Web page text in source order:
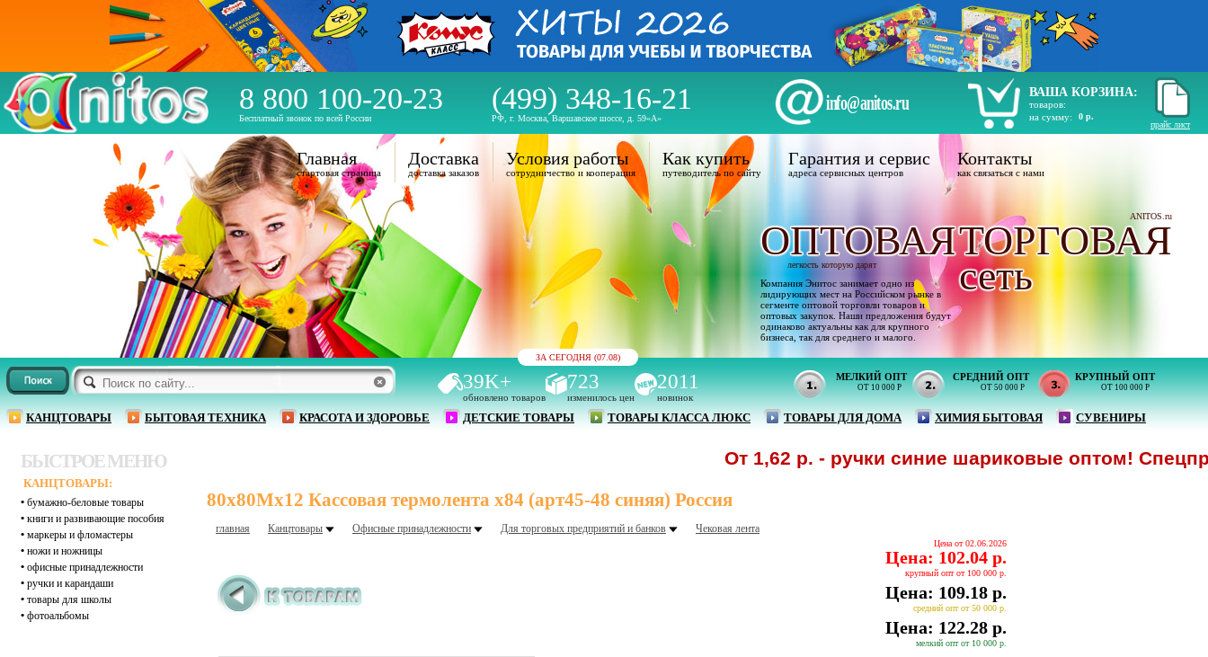
8 800 100-20-23
Бесплатный звонок по всей России
(499) 348-16-21
РФ, г. Москва, Варшавское шоссе, д. 59«А»
info@anitos.ru
ВАША КОРЗИНА:
товаров:
на сумму:
0 р.
прайс лист
ЗА СЕГОДНЯ (07.08)
39K+
обновлено товаров
723
изменилось цен
2011
новинок
МЕЛКИЙ ОПТ
ОТ 10 000 Р
СРЕДНИЙ ОПТ
ОТ 50 000 Р
КРУПНЫЙ ОПТ
ОТ 100 000 Р
КАНЦТОВАРЫ БЫТОВАЯ ТЕХНИКА КРАСОТА И ЗДОРОВЬЕ ДЕТСКИЕ ТОВАРЫ ТОВАРЫ КЛАССА ЛЮКС ТОВАРЫ ДЛЯ ДОМА ХИМИЯ БЫТОВАЯ СУВЕНИРЫ
Главная
стартовая страница
Доставка
доставка заказов
Условия работы
сотрудничество и кооперация
Как купить
путеводитель по сайту
Гарантия и сервис
адреса сервисных центров
Контакты
как связаться с нами
ANITOS.ru
ОПТОВАЯТОРГОВАЯ
легкость которую дарят
Компания Энитос занимает одно из
лидирующих мест на Российском рынке в
сегменте оптовой торговли товаров и
оптовых закупок. Наши предложения будут
одинаково актуальны как для крупного
бизнеса, так для среднего и малого.
сеть
БЫСТРОЕ МЕНЮ
КАНЦТОВАРЫ:
• бумажно-беловые товары
• книги и развивающие пособия
• маркеры и фломастеры
• ножи и ножницы
• офисные принадлежности
• ручки и карандаши
• товары для школы
• фотоальбомы
От 1,62 р. - ручки синие шариковые оптом!
80х80Mх12 Кассовая термолента х84 (арт45-48 синяя) Россия
главная Канцтовары Офисные принадлежности Для торговых предприятий и банков Чековая лента
Цена от 02.06.2026
Цена: 102.04 р.
крупный опт от 100 000 р.
Цена: 109.18 р.
средний опт от 50 000 р.
Цена: 122.28 р.
мелкий опт от 10 000 р.